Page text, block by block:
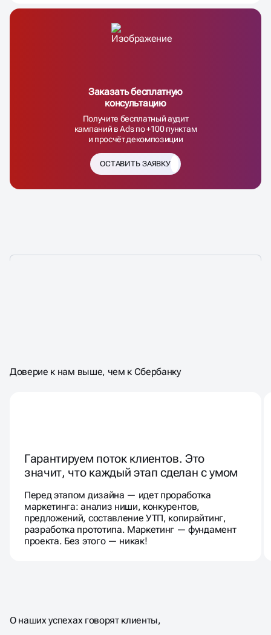
Заказать бесплатную
консультацию
Получите бесплатный аудит
кампаний в Ads по +100 пунктам
и просчёт декомпозиции
ОСТАВИТЬ ЗАЯВКУ
НАМ ДОВЕРЯЮТЗА
Доверие к нам выше, чем к Сбербанку
Гарантируем поток клиентов. Это
значит, что каждый этап сделан с умом
Перед этапом дизайна — идет проработка
маркетинга: анализ ниши, конкурентов,
предложений, составление УТП, копирайтинг,
разработка прототипа. Маркетинг — фундамент
проекта. Без этого — никак!
О наших успехах говорят клиенты,